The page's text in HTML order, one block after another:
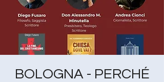
BOLOGNA - PERCHÉ